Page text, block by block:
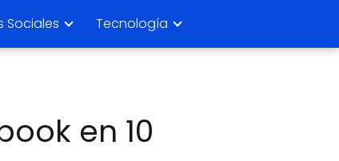
Sociales Tecnología
en 10